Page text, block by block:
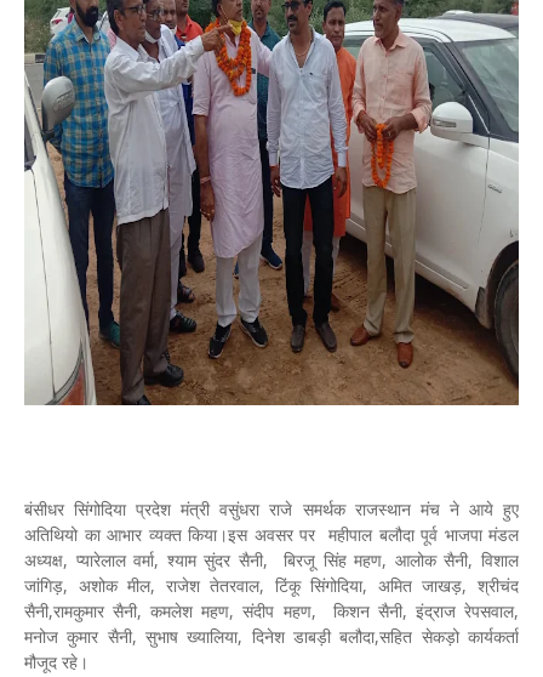
बंसीधर सिंगोदिया प्रदेश मंत्री वसुंधरा राजे समर्थक राजस्थान मंच ने आये हुए
अतिथियो का आभार व्यक्त किया।इस अवसर पर महीपाल बलौदा पूर्व भाजपा मंडल
अध्यक्ष, प्यारेलाल वर्मा, श्याम सुंदर सैनी, बिरजू सिंह महण, आलोक सैनी, विशाल
जांगिड़, अशोक मील, राजेश तेतरवाल, टिंकू सिंगोदिया, अमित जाखड़, श्रीचंद
सैनी,रामकुमार सैनी, कमलेश महण, संदीप महण, किशन सैनी, इंद्राज रेपसवाल,
मनोज कुमार सैनी, सुभाष ख्यालिया, दिनेश डाबड़ी बलौदा,सहित सेकड़ो कार्यकर्ता
मौजूद रहे।